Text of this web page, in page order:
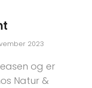
2023
og er
Natur &